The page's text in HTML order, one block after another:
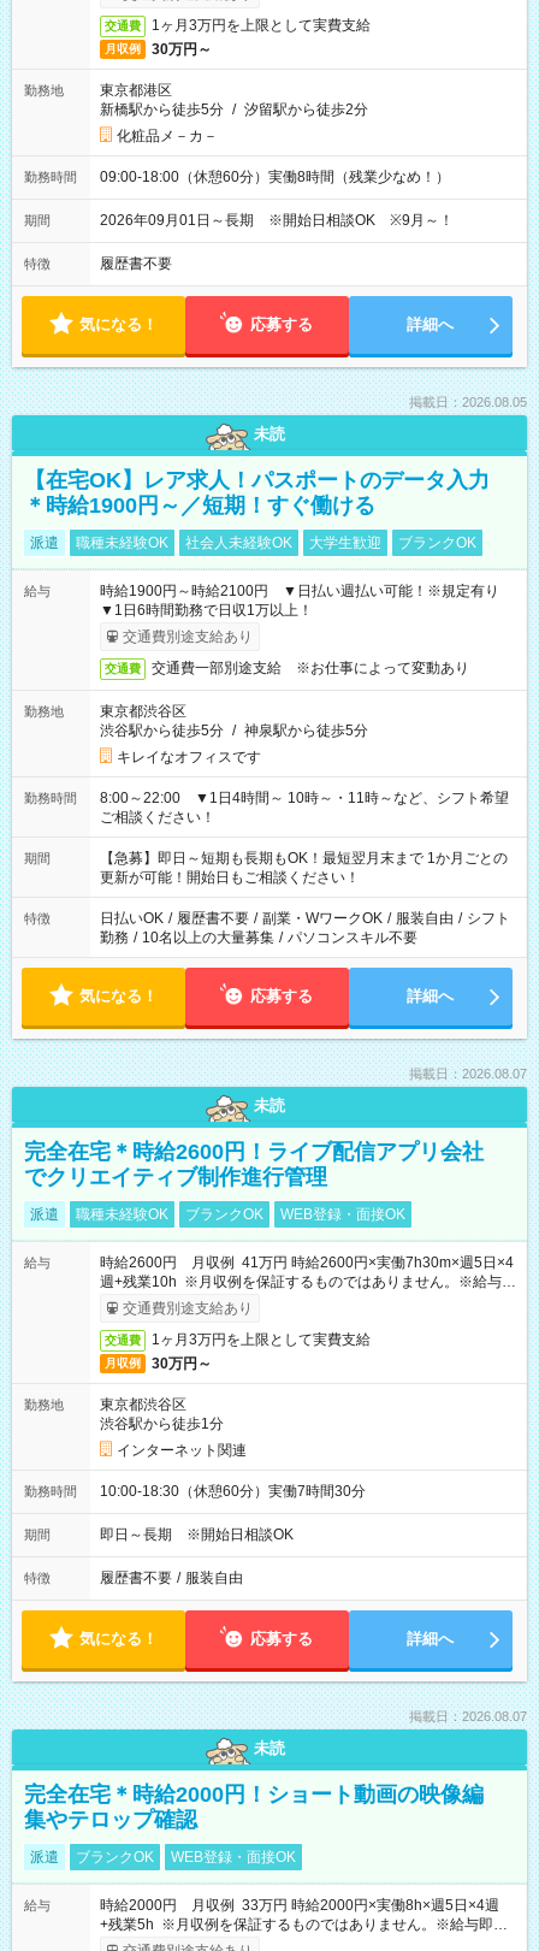
交通費 1ヶ月3万円を上限として実費支給
月収例 30万円～
勤務地
東京都港区
新橋駅から徒歩5分 / 汐留駅から徒歩2分
化粧品メ－カ－
勤務時間 09:00-18:00（休憩60分）実働8時間（残業少なめ！）
期間 2026年09月01日～長期 ※開始日相談OK ※9月～！
特徴 履歴書不要
気になる！ 応募する 詳細へ
掲載日：2026.08.05
未読
【在宅OK】レア求人！パスポートのデータ入力
＊時給1900円～／短期！すぐ働ける
派遣 職種未経験OK 社会人未経験OK 大学生歓迎 ブランクOK
給与
時給1900円～時給2100円 ▼日払い週払い可能！※規定有り
▼1日6時間勤務で日収1万以上！
交通費別途支給あり
交通費 交通費一部別途支給 ※お仕事によって変動あり
勤務地
東京都渋谷区
渋谷駅から徒歩5分 / 神泉駅から徒歩5分
キレイなオフィスです
勤務時間
8:00～22:00 ▼1日4時間～ 10時～・11時～など、シフト希望
ご相談ください！
期間
【急募】即日～短期も長期もOK！最短翌月末まで 1か月ごとの
更新が可能！開始日もご相談ください！
特徴 日払いOK / 履歴書不要 / 副業・WワークOK / 服装自由 / シフト
勤務 / 10名以上の大量募集 / パソコンスキル不要
気になる！ 応募する 詳細へ
掲載日：2026.08.07
未読
完全在宅＊時給2600円！ライブ配信アプリ会社
でクリエイティブ制作進行管理
派遣 職種未経験OK ブランクOK WEB登録・面接OK
給与
時給2600円 月収例 41万円 時給2600円×実働7h30m×週5日×4
週+残業10h ※月収例を保証するものではありません。※給与即
受取りサービス利用可（利用条件有）
交通費別途支給あり
交通費 1ヶ月3万円を上限として実費支給
月収例 30万円～
勤務地
東京都渋谷区
渋谷駅から徒歩1分
インターネット関連
勤務時間 10:00-18:30（休憩60分）実働7時間30分
期間 即日～長期 ※開始日相談OK
特徴 履歴書不要 / 服装自由
気になる！ 応募する 詳細へ
掲載日：2026.08.07
未読
完全在宅＊時給2000円！ショート動画の映像編
集やテロップ確認
派遣 ブランクOK WEB登録・面接OK
給与
時給2000円 月収例 33万円 時給2000円×実働8h×週5日×4週
+残業5h ※月収例を保証するものではありません。※給与即受
取りサービス利用可（利用条件有）